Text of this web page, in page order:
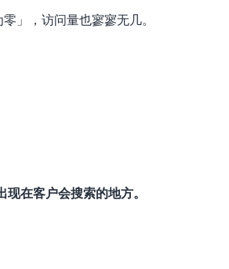
」，访问量也寥寥无几。
现在客户会搜索的地方。